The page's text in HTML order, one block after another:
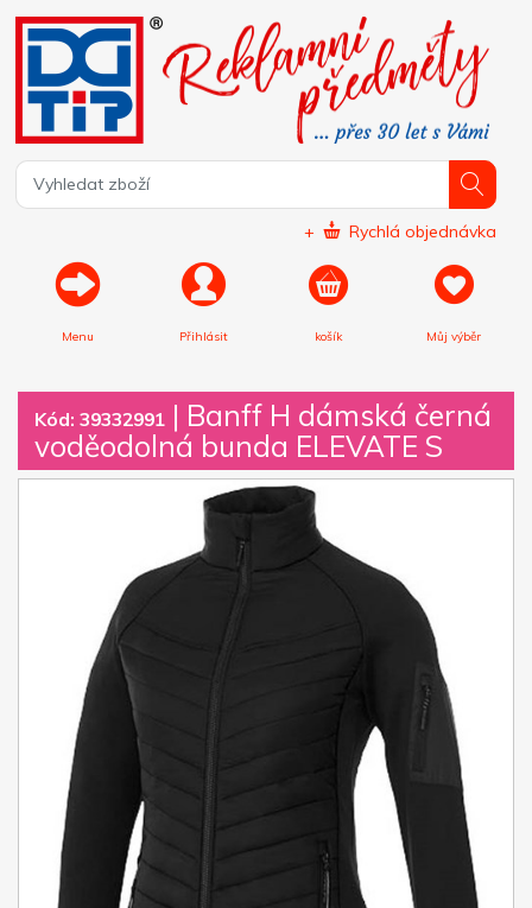
+ Rychlá objednávka
Menu Přihlásit košík Můj výběr
Kód: 39332991 | Banff H dámská černá
voděodolná bunda ELEVATE S